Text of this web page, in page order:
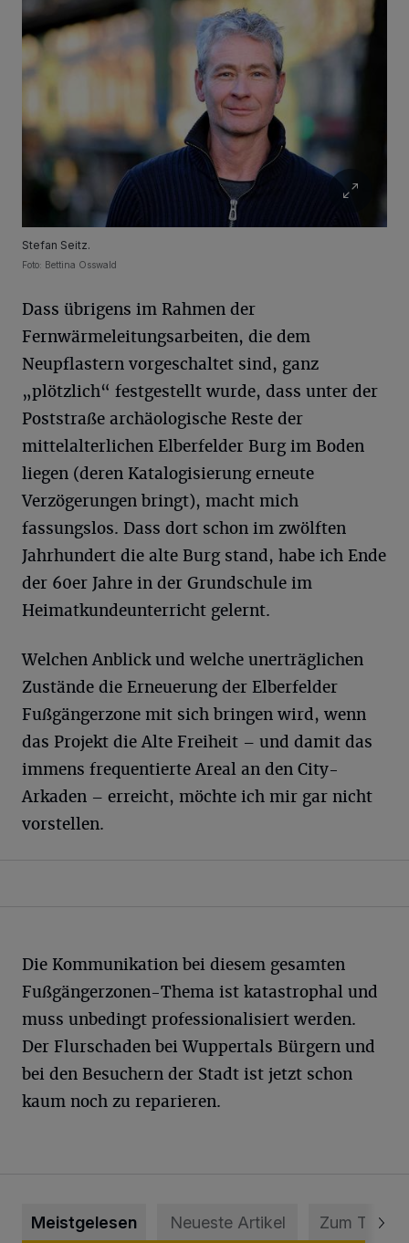
Stefan Seitz.
Foto: Bettina Osswald
Dass übrigens im Rahmen der
Fernwärmeleitungsarbeiten, die dem
Neupflastern vorgeschaltet sind, ganz
„plötzlich“ festgestellt wurde, dass unter der
Poststraße archäologische Reste der
mittelalterlichen Elberfelder Burg im Boden
liegen (deren Katalogisierung erneute
Verzögerungen bringt), macht mich
fassungslos. Dass dort schon im zwölften
Jahrhundert die alte Burg stand, habe ich Ende
der 60er Jahre in der Grundschule im
Heimatkundeunterricht gelernt.
Welchen Anblick und welche unerträglichen
Zustände die Erneuerung der Elberfelder
Fußgängerzone mit sich bringen wird, wenn
das Projekt die Alte Freiheit – und damit das
immens frequentierte Areal an den City-
Arkaden – erreicht, möchte ich mir gar nicht
vorstellen.
Die Kommunikation bei diesem gesamten
Fußgängerzonen-Thema ist katastrophal und
muss unbedingt professionalisiert werden.
Der Flurschaden bei Wuppertals Bürgern und
bei den Besuchern der Stadt ist jetzt schon
kaum noch zu reparieren.
Meistgelesen Neueste Artikel Zum Thema